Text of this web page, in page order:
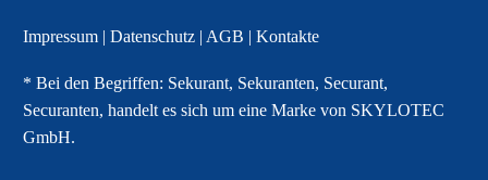
Impressum | Datenschutz | AGB | Kontakte
* Bei den Begriffen: Sekurant, Sekuranten, Securant,
Securanten, handelt es sich um eine Marke von SKYLOTEC
GmbH.